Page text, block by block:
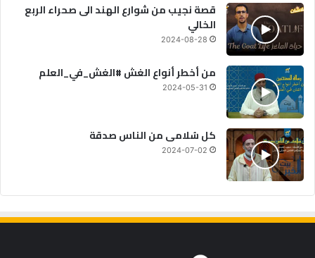
قصة نجيب من شوارع الهند الى صحراء الربع
الخالي
2024-08-28
من أخطر أنواع الغش #الغش_في_العلم
2024-05-31
كل سُلامى من الناس صدقة
2024-07-02